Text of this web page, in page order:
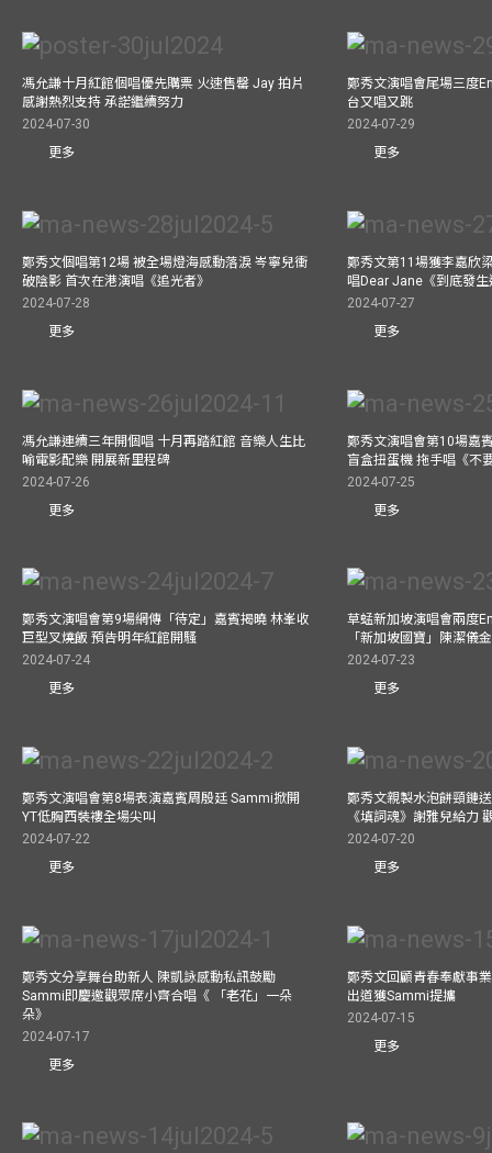
馮允謙十月紅館個唱優先購票 火速售罄 Jay 拍片
感謝熱烈支持 承諾繼續努力
2024-07-30
更多
鄭秀文演唱會尾場三度
台又唱又跳
2024-07-29
更多
鄭秀文個唱第12場 被全場燈海感動落淚 岑寧兒衝
破陰影 首次在港演唱《追光者》
2024-07-28
更多
鄭秀文第11場獲李嘉欣
唱Dear Jane《到底發
2024-07-27
更多
馮允謙連續三年開個唱 十月再踏紅館 音樂人生比
喻電影配樂 開展新里程碑
2024-07-26
更多
鄭秀文演唱會第10場嘉
盲盒扭蛋機 拖手唱《不
2024-07-25
更多
鄭秀文演唱會第9場網傳「待定」嘉賓揭曉 林峯收
巨型叉燒飯 預告明年紅館開騷
2024-07-24
更多
草蜢新加坡演唱會兩度
「新加坡國寶」陳潔儀
2024-07-23
更多
鄭秀文演唱會第8場表演嘉賓周殷廷 Sammi掀開
YT低胸西裝褸全場尖叫
2024-07-22
更多
鄭秀文親製水泡餅頸鏈
《填詞魂》謝雅兒給力
2024-07-20
更多
鄭秀文分享舞台助新人 陳凱詠感動私訊鼓勵
Sammi即慶邀觀眾席小齊合唱《 「老花」一朵
朵》
2024-07-17
更多
鄭秀文回顧青春奉獻事
出道獲Sammi提攜
2024-07-15
更多